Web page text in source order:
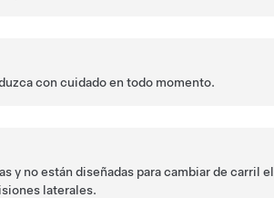
con cuidado en todo momento.
y no están diseñadas para cambiar de carril el
laterales.